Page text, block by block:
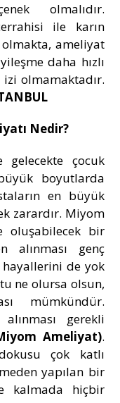
olmalıdır.
ile karın
olmakta, ameliyat
daha hızlı
olmamaktadır.
Nedir?
gelecekte çocuk
boyutlarda
en büyük
zarardır. Miyom
oluşabilecek bir
alınması genç
hayallerini de yok
ne olursa olsun,
mümkündür.
gerekli
Ameliyat).
çok katlı
yapılan bir
kalmada hiçbir